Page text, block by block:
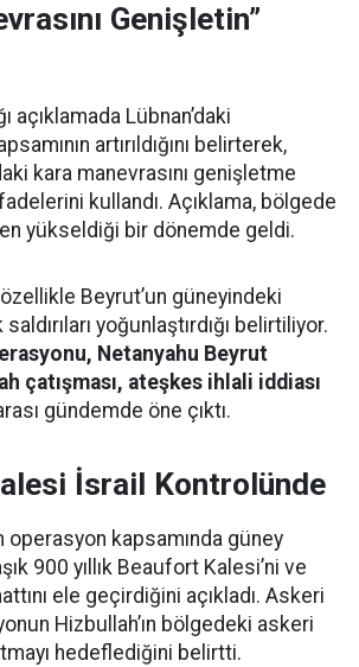
Genişletin”
açıklamada Lübnan’daki
artırıldığını belirterek,
kara manevrasını genişletme
kullandı. Açıklama, bölgede
yükseldiği bir dönemde geldi.
Beyrut’un güneyindeki
yoğunlaştırdığı belirtiliyor.
Netanyahu Beyrut
çatışması, ateşkes ihlali iddiası
gündemde öne çıktı.
İsrail Kontrolünde
kapsamında güney
900 yıllık Beaufort Kalesi’ni ve
ele geçirdiğini açıkladı. Askeri
Hizbullah’ın bölgedeki askeri
hedeflediğini belirtti.